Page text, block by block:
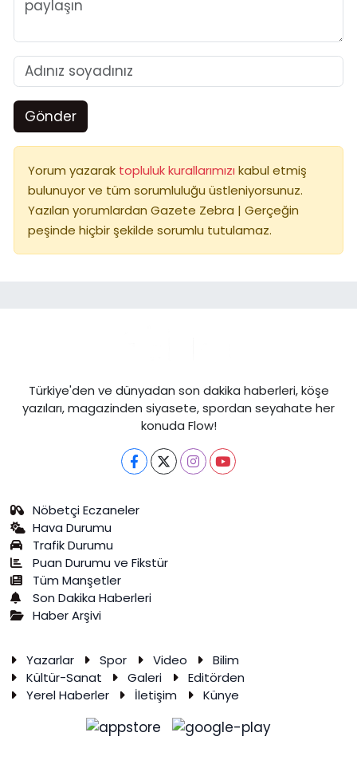
Gönder
Yorum yazarak topluluk kurallarımızı kabul etmiş
bulunuyor ve tüm sorumluluğu üstleniyorsunuz.
Yazılan yorumlardan Gazete Zebra | Gerçeğin
peşinde hiçbir şekilde sorumlu tutulamaz.
Türkiye'den ve dünyadan son dakika haberleri, köşe
yazıları, magazinden siyasete, spordan seyahate her
konuda Flow!
Nöbetçi Eczaneler
Hava Durumu
Trafik Durumu
Puan Durumu ve Fikstür
Tüm Manşetler
Son Dakika Haberleri
Haber Arşivi
Yazarlar Spor Video
Bilim
Kültür-Sanat
Galeri
Editörden
Yerel Haberler
İletişim Künye